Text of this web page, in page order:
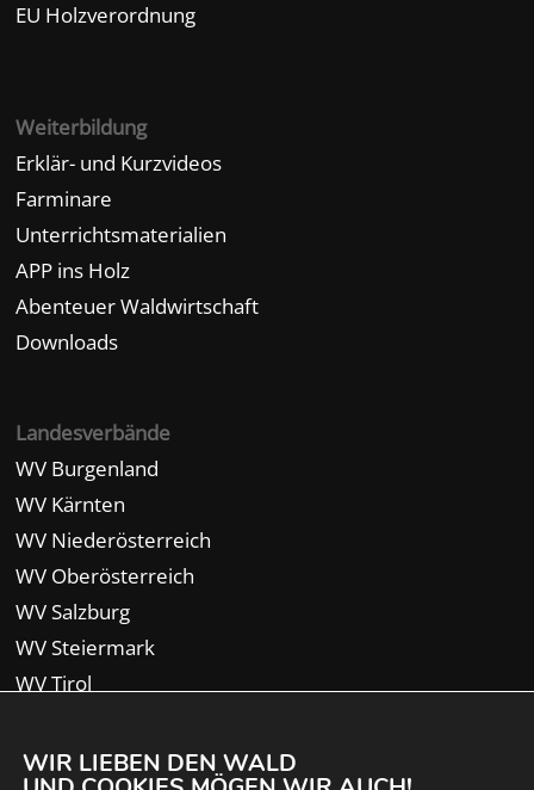
EU Holzverordnung
Weiterbildung
Erklär- und Kurzvideos
Farminare
Unterrichtsmaterialien
APP ins Holz
Abenteuer Waldwirtschaft
Downloads
Landesverbände
WV Burgenland
WV Kärnten
WV Niederösterreich
WV Oberösterreich
WV Salzburg
WV Steiermark
WV Tirol
WIR LIEBEN DEN WALD